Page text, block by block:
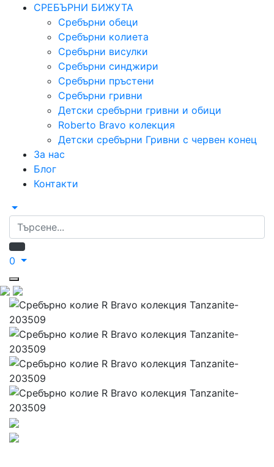
СРЕБЪРНИ БИЖУТА
Сребърни обeци
Сребърни колиета
Сребърни висулки
Сребърни синджири
Сребърни пръстени
Сребърни гривни
Детски сребърни гривни и обици
Roberto Bravo колекция
Детски сребърни Гривни с червен конец
За нас
Блог
Контакти
0